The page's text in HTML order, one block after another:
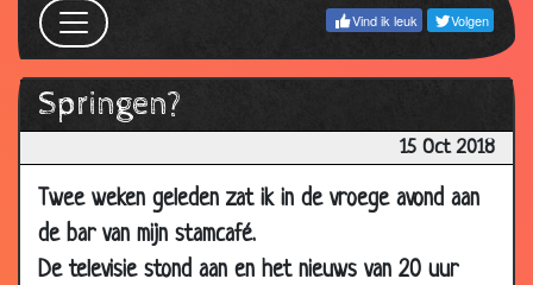
Vind ik leuk Volgen
Springen?
15 Oct 2018
Twee weken geleden zat ik in de vroege avond aan
de bar van mijn stamcafé.
De televisie stond aan en het nieuws van 20 uur